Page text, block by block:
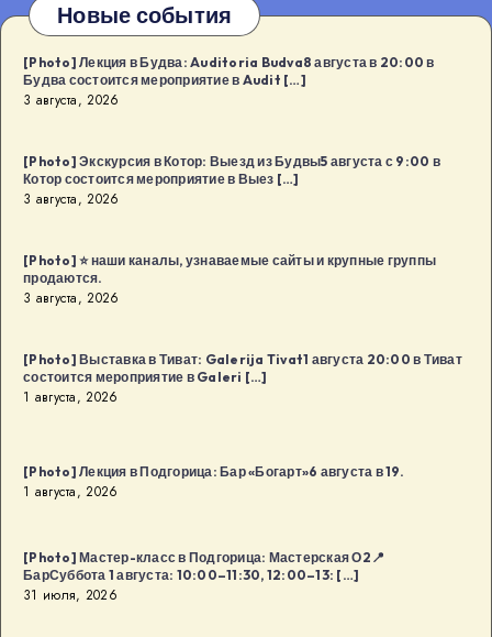
Новые события
[Photo] Лекция в Будва: Auditoria Budva8 августа в 20:00 в
Будва состоится мероприятие в Audit […]
3 августа, 2026
[Photo] Экскурсия в Котор: Выезд из Будвы5 августа с 9:00 в
Котор состоится мероприятие в Выез […]
3 августа, 2026
[Photo] ⭐️ наши каналы, узнаваемые сайты и крупные группы
продаются.
3 августа, 2026
[Photo] Выставка в Тиват: Galerija Tivat1 августа 20:00 в Тиват
состоится мероприятие в Galeri […]
1 августа, 2026
[Photo] Лекция в Подгорица: Бар «Богарт»6 августа в 19.
1 августа, 2026
[Photo] Мастер-класс в Подгорица: Мастерская О2📍
БарСуббота 1 августа: 10:00–11:30, 12:00–13: […]
31 июля, 2026